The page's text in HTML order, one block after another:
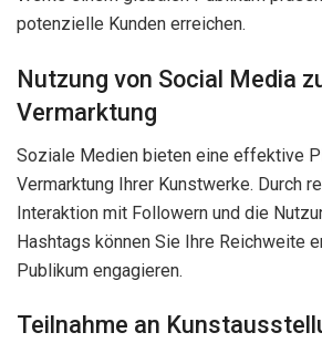
potenzielle Kunden erreichen.
Nutzung von Social Media
Vermarktung
Soziale Medien bieten eine effektive
Vermarktung Ihrer Kunstwerke. Durch
Interaktion mit Followern und die
Hashtags können Sie Ihre Reichweite
Publikum engagieren.
Teilnahme an